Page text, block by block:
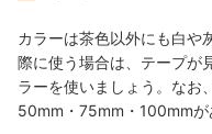
カラーは茶色以外にも白や
際に使う場合は、テープが
ラーを使いましょう。なお
50mm・75mm・100mmが